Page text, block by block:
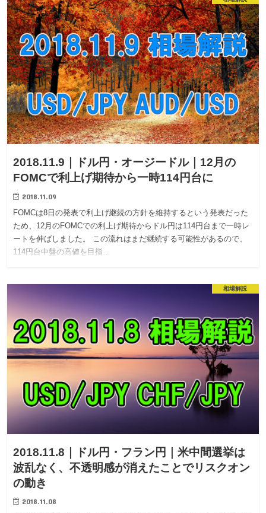
2018.11.9｜ドル円・オージードル｜12月の
FOMCで利上げ期待から一時114円台に
2018.11.09
FOMCは8日の発表で利上げ継続の方針を維持するという発表だった
ため、12月のFOMCでの利上げ期待からドル円は114円台まで一時レ
ートを伸ばしました。 この流れはまだ継続する可能性があるので、
114円台中盤の高値を目指…
相場解説
2018.11.8｜ドル円・フラン円｜米中間選挙は
波乱なく、不透明感が消えたことでリスクオン
の動き
2018.11.08